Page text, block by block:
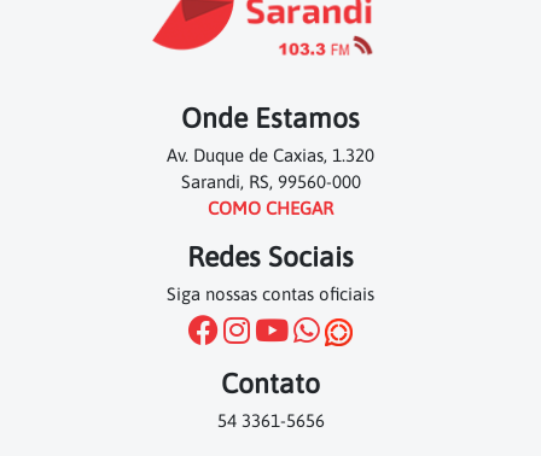
Onde Estamos
Av. Duque de Caxias, 1.320
Sarandi, RS, 99560-000
COMO CHEGAR
Redes Sociais
Siga nossas contas oficiais
Contato
54 3361-5656